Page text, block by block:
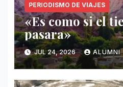
PERIODISMO DE VIAJES
«Es como si el
pasara»
JUL 24, 2026 ALUMNI